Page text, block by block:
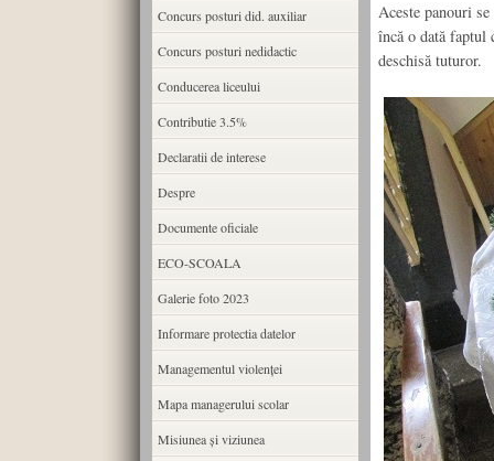
Aceste panouri
încă o dată faptul
deschisă tuturor.
Concurs posturi did. auxiliar
Concurs posturi nedidactic
Conducerea liceului
Contributie 3.5%
Declaratii de interese
Despre
Documente oficiale
ECO-SCOALA
Galerie foto 2023
Informare protectia datelor
Managementul violenței
Mapa managerului scolar
Misiunea şi viziunea